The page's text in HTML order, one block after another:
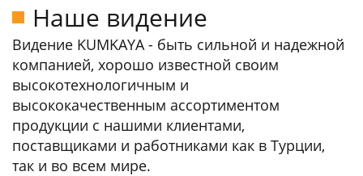
Наше видение
Видение KUMKAYA - быть сильной и надежной
компанией, хорошо известной своим
высокотехнологичным и
высококачественным ассортиментом
продукции с нашими клиентами,
поставщиками и работниками как в Турции,
так и во всем мире.